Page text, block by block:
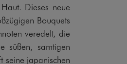
Dieses neue
Bouquets
veredelt, die
süßen, samtigen
seine japanischen